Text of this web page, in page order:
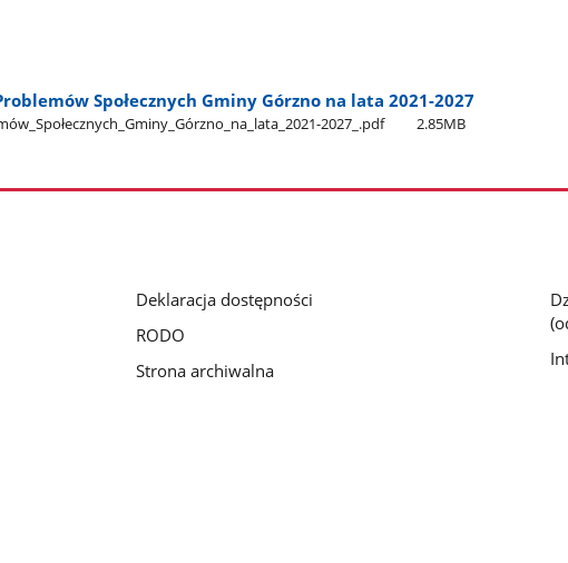
Społecznych Gminy Górzno na lata 2021-2027
2027​_.pdf 2.85MB
Deklaracja dostępności
RODO
Strona archiwalna